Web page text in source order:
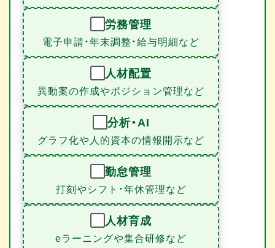
労務管理
電子申請・年末調整・給与明細など
人材配置
異動案の作成やポジション管理など
分析・AI
グラフ化や人的資本の情報開示など
勤怠管理
打刻やシフト・年休管理など
人材育成
eラーニングや集合研修など